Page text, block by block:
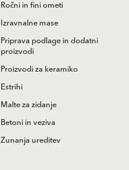
Ročni in fini ometi
Izravnalne mase
Priprava podlage in dodatni
proizvodi
Proizvodi za keramiko
Estrihi
Malte za zidanje
Betoni in veziva
Zunanja ureditev